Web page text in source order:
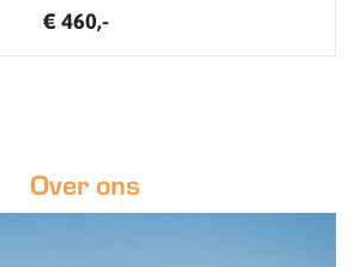
€ 460,-
Over ons